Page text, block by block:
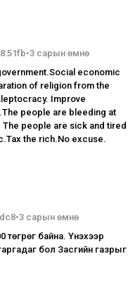
•3 сарын өмнө
economic
of religion from the
Improve
people are bleeding at
people are sick and tired
the rich.No excuse.
•3 сарын өмнө
төгрөг байна. Үнэхээр
бол Засгийн газрыг